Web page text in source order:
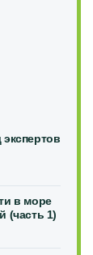
в море
(часть 1)